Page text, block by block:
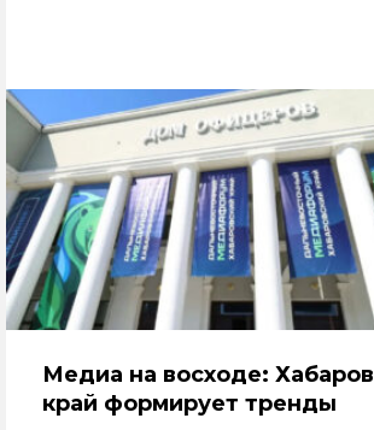
Медиа на восходе:
край формирует тренды